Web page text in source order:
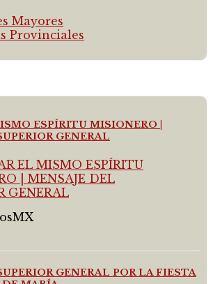
Mayores
Provinciales
ESPÍRITU MISIONERO |
GENERAL
GENERAL POR LA FIESTA